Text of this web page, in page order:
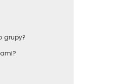
grupy?